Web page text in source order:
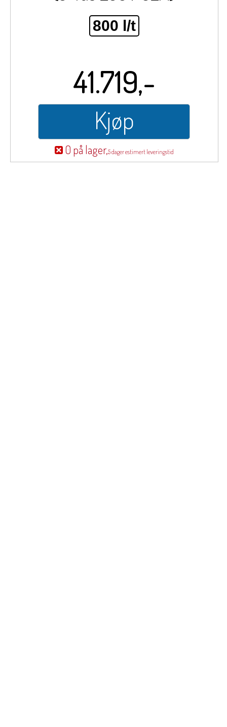
800 l/t
41.719,-
Kjøp
0 på lager,5 dager estimert leveringstid